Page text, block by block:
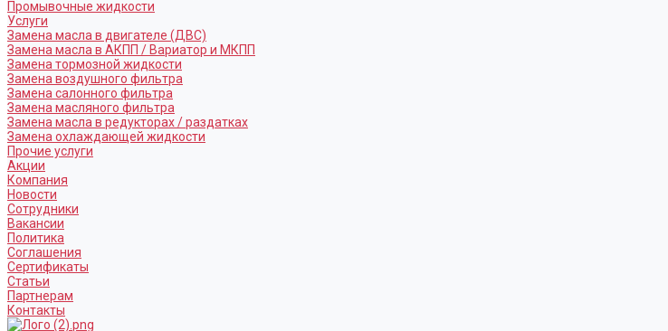
Промывочные жидкости
Услуги
Замена масла в двигателе (ДВС)
Замена масла в АКПП / Вариатор и МКПП
Замена тормозной жидкости
Замена воздушного фильтра
Замена салонного фильтра
Замена масляного фильтра
Замена масла в редукторах / раздатках
Замена охлаждающей жидкости
Прочие услуги
Акции
Компания
Новости
Сотрудники
Вакансии
Политика
Соглашения
Сертификаты
Статьи
Партнерам
Контакты